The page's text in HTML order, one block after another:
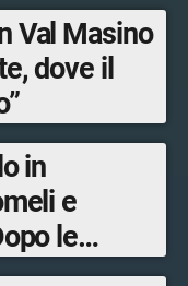
Val Masino
dove il
in
e
le
terzo delle